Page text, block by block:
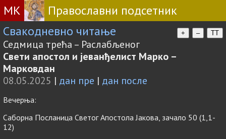
МК
Православни подсетник
Свакодневно читање
+ – TT
Седмица трећа – Раслабљеног
Свети апостол и јеванђелист Марко –
Марковдан
08.05.2025 | дан пре | дан после
Вечерња:
Саборна Посланица Светог Апостола Јакова, зачало 50 (1,1-
12)